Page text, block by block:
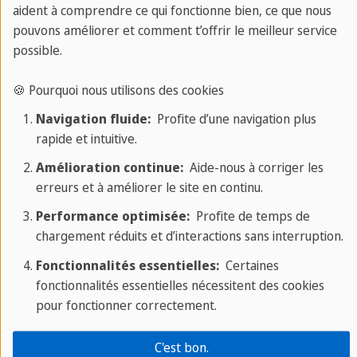
incluant la responsabilité civile internationale.
Certaines universités exigent une version traduite
de ce document.
Assureur
en ligne
d'obtention
l'attestation
SMENO Oui
Immédiat par
AXA
aident à comprendre ce qui fonctionne bien, ce que nous
pouvons améliorer et comment t’offrir le meilleur service
possible.
🍪 Pourquoi nous utilisons des cookies
Navigation fluide:Profite d’une navigation plus
rapide et intuitive.
Amélioration continue:Aide-nous à corriger les
erreurs et à améliorer le site en continu.
Performance optimisée:Profite de temps de
chargement réduits et d’interactions sans interruption.
Fonctionnalités essentielles:Certaines
fonctionnalités essentielles nécessitent des cookies
pour fonctionner correctement.
C'est bon.